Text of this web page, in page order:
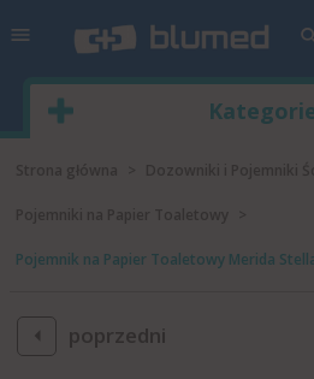
Pojemnik na Papier Toaletowy Merida
poprzedni